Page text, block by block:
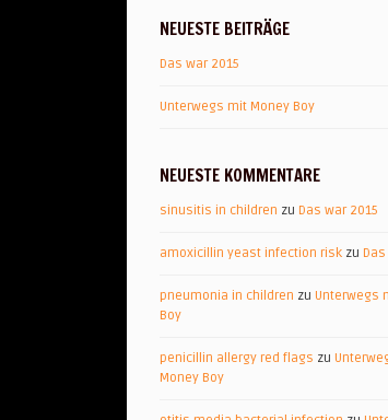
NEUESTE BEITRÄGE
Das war 2015
Unterwegs mit Money Boy
NEUESTE KOMMENTARE
sinusitis in children zu Das war 2015
amoxicillin yeast infection riskzu
pneumonia in children zu Unterwegs
Boy
penicillin allergy red flags zu
Money Boy